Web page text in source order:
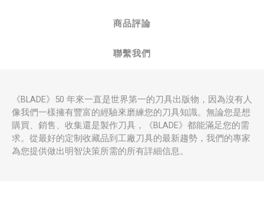
商品評論
聯繫我們
《BLADE》50 年來一直是世界第一的刀具出版物，因為沒有人
像我們一樣擁有豐富的經驗來磨練您的刀具知識。無論您是想
購買、銷售、收集還是製作刀具，《BLADE》都能滿足您的需
求。從最好的定制收藏品到工廠刀具的最新趨勢，我們的專家
為您提供做出明智決策所需的所有詳細信息。